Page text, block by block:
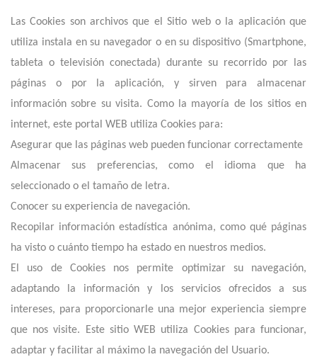
Las Cookies son archivos que el Sitio web o la aplicación que
utiliza instala en su navegador o en su dispositivo (Smartphone,
tableta o televisión conectada) durante su recorrido por las
páginas o por la aplicación, y sirven para almacenar
información sobre su visita. Como la mayoría de los sitios en
internet, este portal WEB utiliza Cookies para:
Asegurar que las páginas web pueden funcionar correctamente
Almacenar sus preferencias, como el idioma que ha
seleccionado o el tamaño de letra.
Conocer su experiencia de navegación.
Recopilar información estadística anónima, como qué páginas
ha visto o cuánto tiempo ha estado en nuestros medios.
El uso de Cookies nos permite optimizar su navegación,
adaptando la información y los servicios ofrecidos a sus
intereses, para proporcionarle una mejor experiencia siempre
que nos visite. Este sitioWEB utiliza Cookies para funcionar,
adaptar y facilitar al máximo la navegación del Usuario.